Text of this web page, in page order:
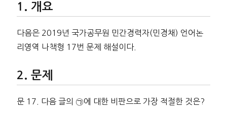
개요
다음은 2019년 국가공무원 민간경력자(민경채) 언어논
리영역 나책형 17번 문제 해설이다.
문제
문 17. 다음 글의 ㉠에 대한 비판으로 가장 적절한 것은?